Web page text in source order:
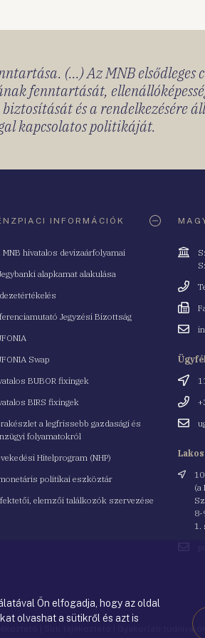
(...) Az MNB elsődleges
fenntartását,
és a rendelkezésére
kapcsolatos politikáját.
INFORMÁCIÓK
MNB hivatalos devizaárfolyamai
alapkamat alakulása
Jegyzési Bizottság
Swap
BUBOR fixingek
BIRS fixingek
a legfrissebb gazdasági és
folyamatokról
Hitelprogram (NHP)
politikai eszköztár
elemzői találkozók szervezése
Cím
Fax
Email
Cím
Email
Cím
(a
8-
1.
Gyakorlati
Ön elfogadja, hogy az oldal
olvashat a sütikről és azt is